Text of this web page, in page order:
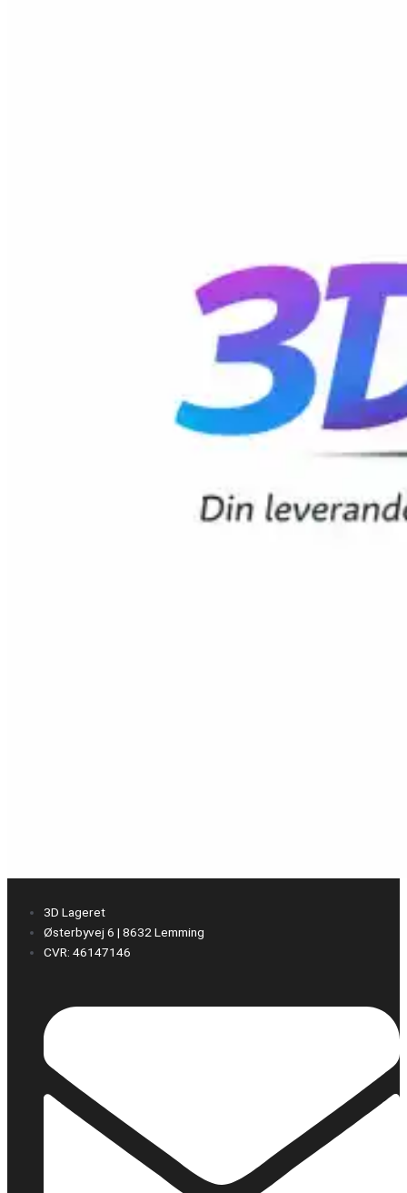
3D Lageret
Østerbyvej 6 | 8632 Lemming
CVR: 46147146